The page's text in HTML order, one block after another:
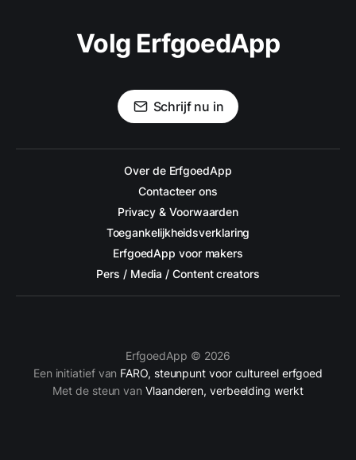
Volg ErfgoedApp
Schrijf nu in
Over de ErfgoedApp
Contacteer ons
Privacy & Voorwaarden
Toegankelijkheidsverklaring
ErfgoedApp voor makers
Pers / Media / Content creators
ErfgoedApp © 2026
Een initiatief van FARO, steunpunt voor cultureel erfgoed
Met de steun van Vlaanderen, verbeelding werkt